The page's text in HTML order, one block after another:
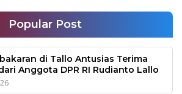
Popular Post
di Tallo Antusias Terima
Anggota DPR RI Rudianto Lallo